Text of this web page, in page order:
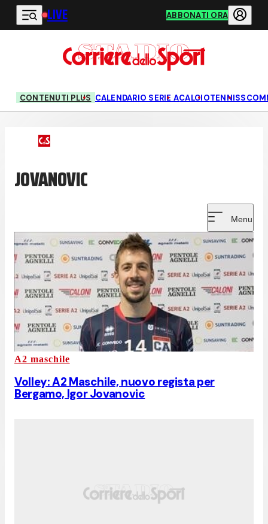
Vai al contenuto principale
LIVE ABBONATI ORA
CONTENUTI PLUS CALENDARIO SERIE ACALCIOTENNIS
JOVANOVIC
Menu
A2 maschile
Volley: A2 Maschile, nuovo regista per
Bergamo, Igor Jovanovic